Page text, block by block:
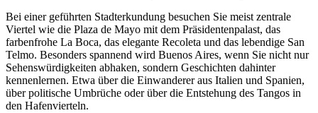
Bei einer geführten Stadterkundung besuchen Sie meist zentrale
Viertel wie die Plaza de Mayo mit dem Präsidentenpalast, das
farbenfrohe La Boca, das elegante Recoleta und das lebendige San
Telmo. Besonders spannend wird Buenos Aires, wenn Sie nicht nur
Sehenswürdigkeiten abhaken, sondern Geschichten dahinter
kennenlernen. Etwa über die Einwanderer aus Italien und Spanien,
über politische Umbrüche oder über die Entstehung des Tangos in
den Hafenvierteln.